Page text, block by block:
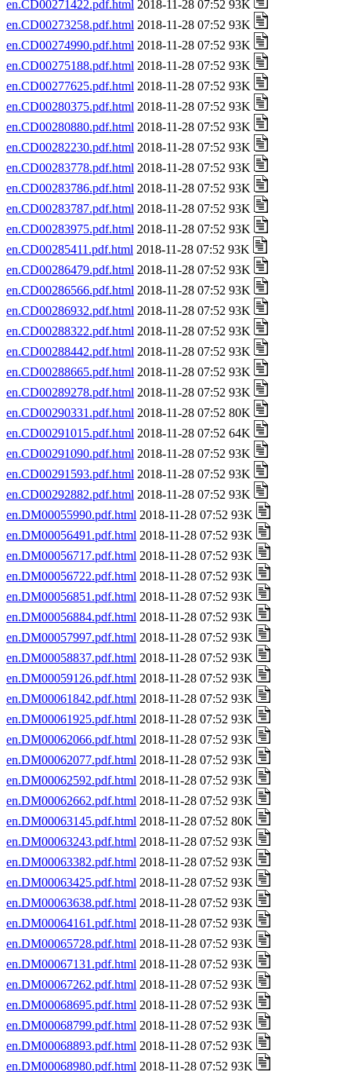
en.CD00271422.pdf.html 2018-11-28 07:52 93K
en.CD00273258.pdf.html 2018-11-28 07:52 93K
en.CD00274990.pdf.html 2018-11-28 07:52 93K
en.CD00275188.pdf.html 2018-11-28 07:52 93K
en.CD00277625.pdf.html 2018-11-28 07:52 93K
en.CD00280375.pdf.html 2018-11-28 07:52 93K
en.CD00280880.pdf.html 2018-11-28 07:52 93K
en.CD00282230.pdf.html 2018-11-28 07:52 93K
en.CD00283778.pdf.html 2018-11-28 07:52 93K
en.CD00283786.pdf.html 2018-11-28 07:52 93K
en.CD00283787.pdf.html 2018-11-28 07:52 93K
en.CD00283975.pdf.html 2018-11-28 07:52 93K
en.CD00285411.pdf.html 2018-11-28 07:52 93K
en.CD00286479.pdf.html 2018-11-28 07:52 93K
en.CD00286566.pdf.html 2018-11-28 07:52 93K
en.CD00286932.pdf.html 2018-11-28 07:52 93K
en.CD00288322.pdf.html 2018-11-28 07:52 93K
en.CD00288442.pdf.html 2018-11-28 07:52 93K
en.CD00288665.pdf.html 2018-11-28 07:52 93K
en.CD00289278.pdf.html 2018-11-28 07:52 93K
en.CD00290331.pdf.html 2018-11-28 07:52 80K
en.CD00291015.pdf.html 2018-11-28 07:52 64K
en.CD00291090.pdf.html 2018-11-28 07:52 93K
en.CD00291593.pdf.html 2018-11-28 07:52 93K
en.CD00292882.pdf.html 2018-11-28 07:52 93K
en.DM00055990.pdf.html 2018-11-28 07:52 93K
en.DM00056491.pdf.html 2018-11-28 07:52 93K
en.DM00056717.pdf.html 2018-11-28 07:52 93K
en.DM00056722.pdf.html 2018-11-28 07:52 93K
en.DM00056851.pdf.html 2018-11-28 07:52 93K
en.DM00056884.pdf.html 2018-11-28 07:52 93K
en.DM00057997.pdf.html 2018-11-28 07:52 93K
en.DM00058837.pdf.html 2018-11-28 07:52 93K
en.DM00059126.pdf.html 2018-11-28 07:52 93K
en.DM00061842.pdf.html 2018-11-28 07:52 93K
en.DM00061925.pdf.html 2018-11-28 07:52 93K
en.DM00062066.pdf.html 2018-11-28 07:52 93K
en.DM00062077.pdf.html 2018-11-28 07:52 93K
en.DM00062592.pdf.html 2018-11-28 07:52 93K
en.DM00062662.pdf.html 2018-11-28 07:52 93K
en.DM00063145.pdf.html 2018-11-28 07:52 80K
en.DM00063243.pdf.html 2018-11-28 07:52 93K
en.DM00063382.pdf.html 2018-11-28 07:52 93K
en.DM00063425.pdf.html 2018-11-28 07:52 93K
en.DM00063638.pdf.html 2018-11-28 07:52 93K
en.DM00064161.pdf.html 2018-11-28 07:52 93K
en.DM00065728.pdf.html 2018-11-28 07:52 93K
en.DM00067131.pdf.html 2018-11-28 07:52 93K
en.DM00067262.pdf.html 2018-11-28 07:52 93K
en.DM00068695.pdf.html 2018-11-28 07:52 93K
en.DM00068799.pdf.html 2018-11-28 07:52 93K
en.DM00068893.pdf.html 2018-11-28 07:52 93K
en.DM00068980.pdf.html 2018-11-28 07:52 93K